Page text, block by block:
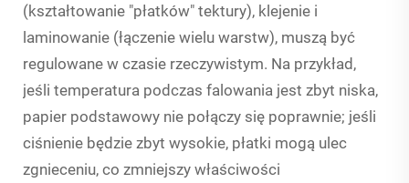
(kształtowanie "płatków" tektury), klejenie i
laminowanie (łączenie wielu warstw), muszą być
regulowane w czasie rzeczywistym. Na przykład,
jeśli temperatura podczas falowania jest zbyt niska,
papier podstawowy nie połączy się poprawnie; jeśli
ciśnienie będzie zbyt wysokie, płatki mogą ulec
zgnieceniu, co zmniejszy właściwości